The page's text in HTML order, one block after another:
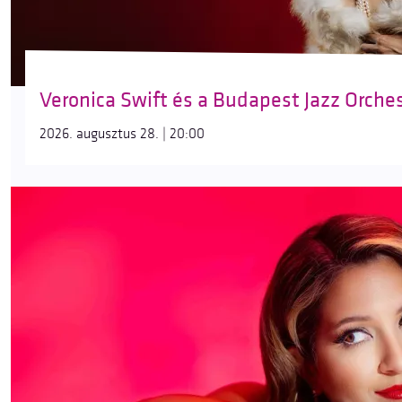
Veronica Swift és a Budapest Jazz
2026. augusztus 28. | 20:00